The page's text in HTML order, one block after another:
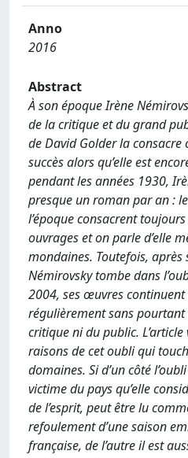
Anno
2016
Abstract
À son époque Irène
de la critique et du grand
de David Golder la consacre
succès alors qu’elle est
pendant les années 1930,
presque un roman par an :
l’époque consacrent toujours
ouvrages et on parle d’elle
mondaines. Toutefois,
Némirovsky tombe dans
2004, ses œuvres
régulièrement sans
critique ni du public.
raisons de cet oubli qui
domaines. Si d’un côté
victime du pays qu’elle
de l’esprit, peut être lu
refoulement d’une saison
française, de l’autre il est